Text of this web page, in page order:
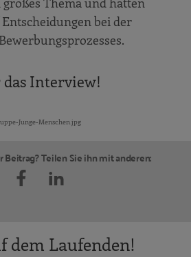
bei der
Interview!
Hinweise
Junge-Menschen.jpg
Teilen Sie ihn mit anderen:
dem Laufenden!